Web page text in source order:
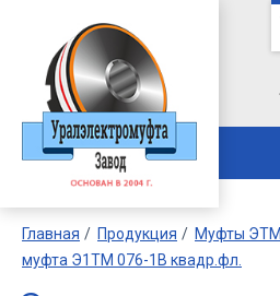
Главная Продукция Муфты ЭТМ
муфта Э1ТМ 076-1В квадр.фл.